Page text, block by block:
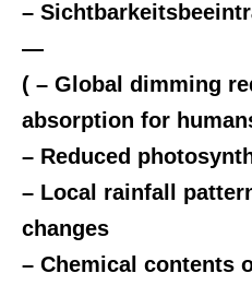
–
—
( – Global dimming
absorption for
– Reduced
– Local rainfall
changes
– Chemical contents